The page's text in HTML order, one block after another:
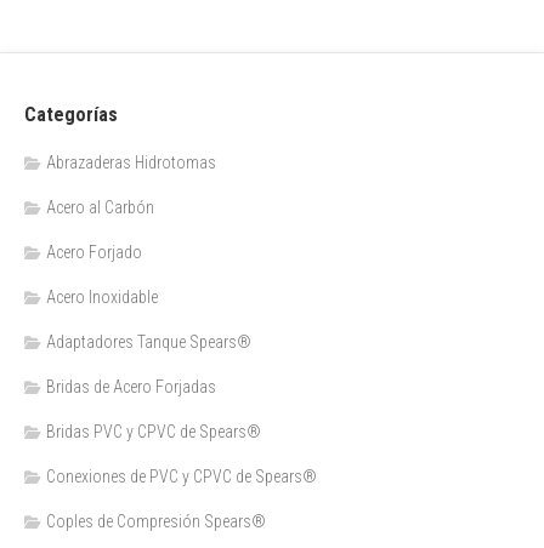
Categorías
Abrazaderas Hidrotomas
Acero al Carbón
Acero Forjado
Acero Inoxidable
Adaptadores Tanque Spears®
Bridas de Acero Forjadas
Bridas PVC y CPVC de Spears®
Conexiones de PVC y CPVC de Spears®
Coples de Compresión Spears®